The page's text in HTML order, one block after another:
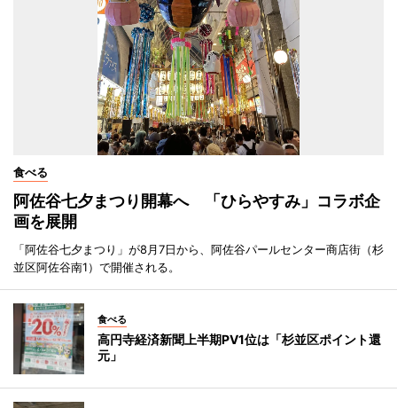
食べる
阿佐谷七夕まつり開幕へ 「ひらやすみ」コラボ企
画を展開
「阿佐谷七夕まつり」が8月7日から、阿佐谷パールセンター商店街（杉
並区阿佐谷南1）で開催される。
食べる
高円寺経済新聞上半期PV1位は「杉並区ポイント還
元」